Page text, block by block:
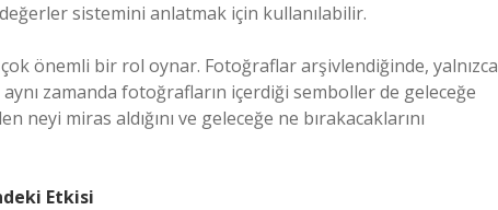
sistemini anlatmak için kullanılabilir.
önemli bir rol oynar. Fotoğraflar arşivlendiğinde, yalnızca
zamanda fotoğrafların içerdiği semboller de geleceğe
miras aldığını ve geleceğe ne bırakacaklarını
Etkisi